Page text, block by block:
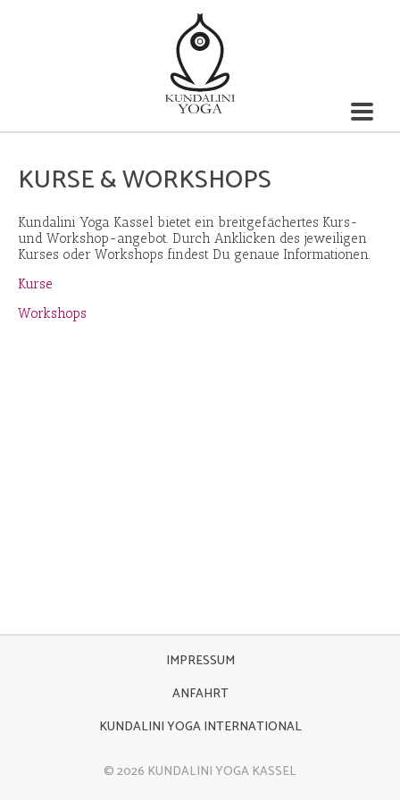
KURSE & WORKSHOPS
Kundalini Yoga Kassel bietet ein breitgefächertes Kurs-
und Workshop-angebot. Durch Anklicken des jeweiligen
Kurses oder Workshops findest Du genaue Informationen.
Kurse
Workshops
IMPRESSUM
ANFAHRT
KUNDALINI YOGA INTERNATIONAL
© 2026 KUNDALINI YOGA KASSEL